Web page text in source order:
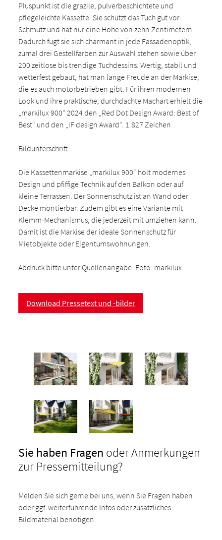
Pluspunkt ist die grazile, pulverbeschichtete und
pflegeleichte Kassette. Sie schützt das Tuch gut vor
Schmutz und hat nur eine Höhe von zehn Zentimetern.
Dadurch fügt sie sich charmant in jede Fassadenoptik,
zumal drei Gestellfarben zur Auswahl stehen sowie über
200 zeitlose bis trendige Tuchdessins. Wertig, stabil und
wetterfest gebaut, hat man lange Freude an der Markise,
die es auch motorbetrieben gibt. Für ihren modernen
Look und ihre praktische, durchdachte Machart erhielt die
„markilux 900“ 2024 den „Red Dot Design Award: Best of
Best“ und den „iF design Award“. 1.827 Zeichen
Bildunterschrift
Die Kassettenmarkise „markilux 900“ holt modernes
Design und pfiffige Technik auf den Balkon oder auf
kleine Terrassen. Der Sonnenschutz ist an Wand oder
Decke montierbar. Zudem gibt es eine Variante mit
Klemm-Mechanismus, die jederzeit mit umziehen kann.
Damit ist die Markise der ideale Sonnenschutz für
Mietobjekte oder Eigentumswohnungen.
Abdruck bitte unter Quellenangabe: Foto: markilux.
Download Pressetext und -bilder
Sie haben Fragen oder Anmerkungen
zur Pressemitteilung?
Melden Sie sich gerne bei uns, wenn Sie Fragen haben
oder ggf. weiterführende Infos oder zusätzliches
Bildmaterial benötigen.